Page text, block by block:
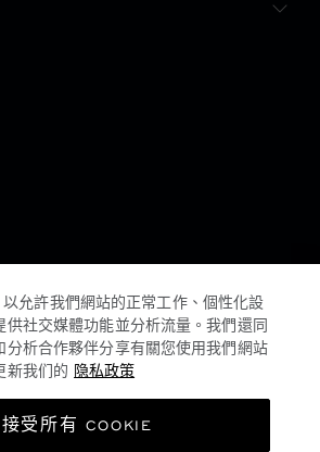
允許我們網站的正常工作、個性化設
供社交媒體功能並分析流量。我們還同
分析合作夥伴分享有關您使用我們網站
新我们的 隐私政策
接受所有 COOKIE